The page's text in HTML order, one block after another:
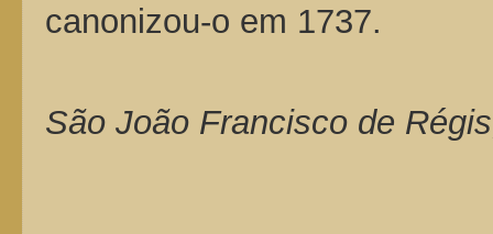
canonizou-o em 1737.
São João Francisco de